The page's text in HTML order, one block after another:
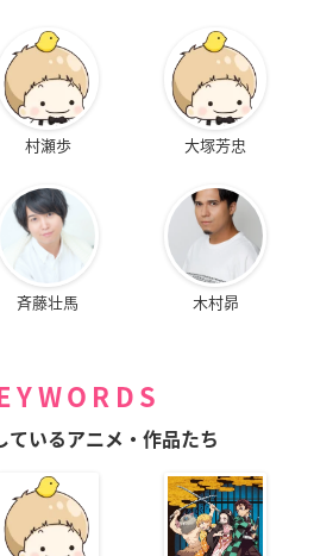
村瀬歩 大塚芳忠
斉藤壮馬 木村昴
ているアニメ・作品たち